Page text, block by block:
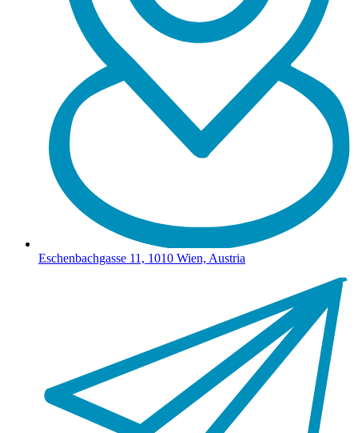
Eschenbachgasse 11, 1010 Wien, Austria